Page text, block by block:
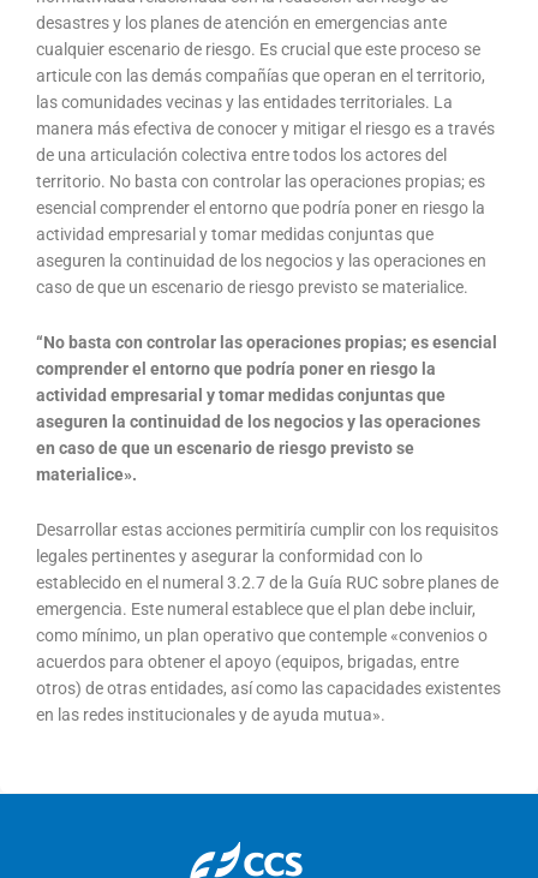
desastres y los planes de atención en emergencias ante
cualquier escenario de riesgo. Es crucial que este proceso se
articule con las demás compañías que operan en el territorio,
las comunidades vecinas y las entidades territoriales. La
manera más efectiva de conocer y mitigar el riesgo es a través
de una articulación colectiva entre todos los actores del
territorio. No basta con controlar las operaciones propias; es
esencial comprender el entorno que podría poner en riesgo la
actividad empresarial y tomar medidas conjuntas que
aseguren la continuidad de los negocios y las operaciones en
caso de que un escenario de riesgo previsto se materialice.
“No basta con controlar las operaciones propias; es esencial
comprender el entorno que podría poner en riesgo la
actividad empresarial y tomar medidas conjuntas que
aseguren la continuidad de los negocios y las operaciones
en caso de que un escenario de riesgo previsto se
materialice».
Desarrollar estas acciones permitiría cumplir con los requisitos
legales pertinentes y asegurar la conformidad con lo
establecido en el numeral 3.2.7 de la Guía RUC sobre planes de
emergencia. Este numeral establece que el plan debe incluir,
como mínimo, un plan operativo que contemple «convenios o
acuerdos para obtener el apoyo (equipos, brigadas, entre
otros) de otras entidades, así como las capacidades existentes
en las redes institucionales y de ayuda mutua».